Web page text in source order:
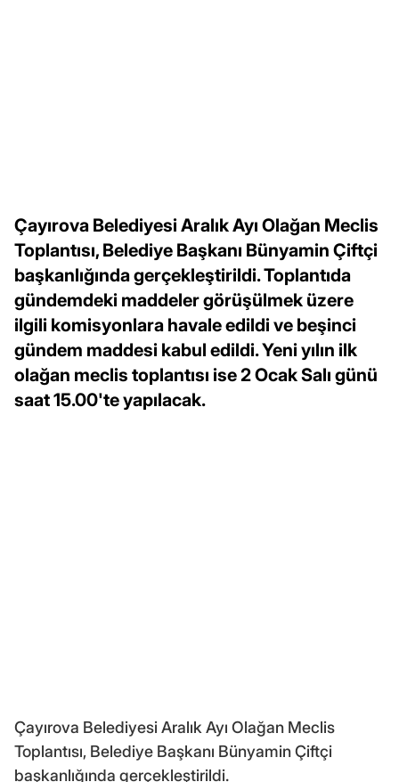
Çayırova Belediyesi Aralık Ayı Olağan Meclis
Toplantısı, Belediye Başkanı Bünyamin Çiftçi
başkanlığında gerçekleştirildi. Toplantıda
gündemdeki maddeler görüşülmek üzere
ilgili komisyonlara havale edildi ve beşinci
gündem maddesi kabul edildi. Yeni yılın ilk
olağan meclis toplantısı ise 2 Ocak Salı günü
saat 15.00'te yapılacak.
Çayırova Belediyesi Aralık Ayı Olağan Meclis
Toplantısı, Belediye Başkanı Bünyamin Çiftçi
başkanlığında gerçekleştirildi.